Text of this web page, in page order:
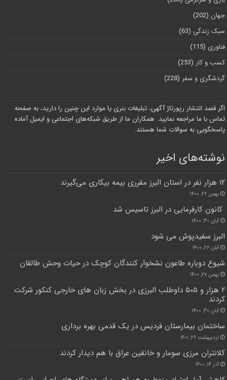
جهان (202)
سبک زندگی (63)
فناوری (115)
کسب و کار (253)
گردشگری و سفر (228)
اگر قصد انتشار رپورتاژ آگهی، تبلیغات بنری یا موارد این چنین را دارید، به صفحه
تماس با ما مراجعه نمایید. همکاران ما از طریق شبکه‌های اجتماعی و ایمیل آماده
پاسخگویی به سوالات شما هستند.
نوشته‌های اخیر
۱۲ هزار نفر در استان البرز مقرری بیمه بیکاری می‌گیرند
بهمن ۲۶, ۱۴۰۰
کانون کارفرمایی در البرز تاسیس شد
آبان ۳۰, ۱۴۰۰
البرز سفیدپوش می شود
آبان ۲۶, ۱۴۰۰
شیوع دوباره طاعون نشخوار کنندگان کوچک در حیات وحش طالقان
بهمن ۲۷, ۱۴۰۰
۲ هزار و ۵۰۵ داوطلب البرزی در بخش زبان های خارجی کنکور شرکت
کردند
آبان ۳۰, ۱۴۰۰
ساختمان بیمارستان فردیس در یک قدمی بهره برداری
اردیبهشت ۲۶, ۱۴۰۱
کلانتران مرزی سومار و خانقین عراق با هم دیدار کردند
آذر ۱۴, ۱۴۰۰